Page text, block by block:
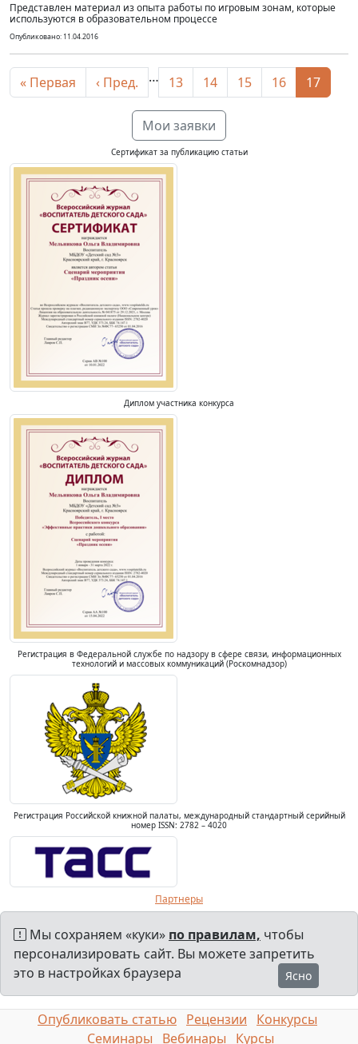
Представлен материал из опыта работы по игровым зонам, которые
используются в образовательном процессе
Опубликовано: 11.04.2016
« Первая ‹ Пред. … 13 14 15 16 17
Мои заявки
Сертификат за публикацию статьи
Диплом участника конкурса
Регистрация в Федеральной службе по надзору в сфере связи, информационных
технологий и массовых коммуникаций (Роскомнадзор)
Регистрация Российской книжной палаты, международный стандартный серийный
номер ISSN: 2782 – 4020
Партнеры
Мы сохраняем «куки» по правилам, чтобы
персонализировать сайт. Вы можете запретить
это в настройках браузера
Ясно
Опубликовать статью Рецензии
Конкурсы
Семинары
Вебинары Курсы